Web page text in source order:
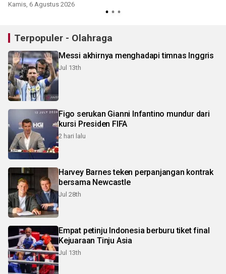
Kamis, 6 Agustus 2026
Terpopuler - Olahraga
Messi akhirnya menghadapi timnas Inggris
Jul 13th
Figo serukan Gianni Infantino mundur dari
kursi Presiden FIFA
2 hari lalu
Harvey Barnes teken perpanjangan kontrak
bersama Newcastle
Jul 28th
Empat petinju Indonesia berburu tiket final
Kejuaraan Tinju Asia
Jul 13th